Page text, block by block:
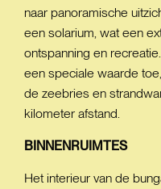
naar panoramische
een solarium, wat een
ontspanning en
een speciale waarde
de zeebries en
kilometer afstand.
BINNENRUIMTES
Het interieur van de